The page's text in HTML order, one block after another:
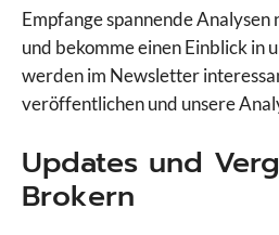
Empfange spannende
und bekomme einen Einblick in
werden im Newsletter
veröffentlichen und unsere
Updates und
Brokern